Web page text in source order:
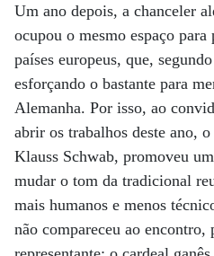
Um ano depois, a chanceler
ocupou o mesmo espaço
países europeus, que,
esforçando o bastante para
Alemanha. Por isso, ao
abrir os trabalhos deste ano,
Klauss Schwab, promoveu
mudar o tom da tradicional
mais humanos e menos
não compareceu ao